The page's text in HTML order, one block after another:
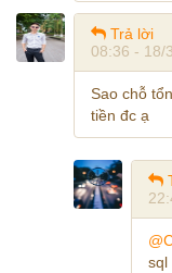
Trả lời
08:36 - 18/
Sao chỗ
tiền đc ạ
sql